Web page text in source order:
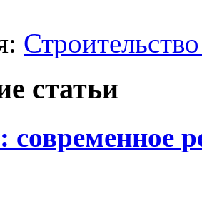
статьи
современное